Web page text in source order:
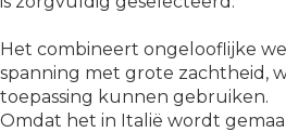
Het combineert ongelooflijke
spanning met grote zachtheid,
toepassing kunnen gebruiken.
Omdat het in Italië wordt